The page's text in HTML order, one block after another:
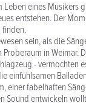
Leben eines Musikers
entstehen. Der
finden.
sein, als die
in Weimar.
- vermochten
einfühlsamen
einer fabelhaften
Sound entwickeln